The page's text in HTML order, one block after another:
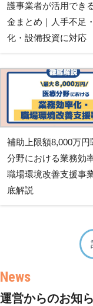
護事業者が活用でき
金まとめ｜人手不足
化・設備投資に対応
補助上限額8,000万円
分野における業務効
職場環境改善支援事
底解説
運営からのお知